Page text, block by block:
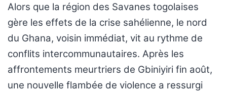
Alors que la région des Savanes togolaises
gère les effets de la crise sahélienne, le nord
du Ghana, voisin immédiat, vit au rythme de
conflits intercommunautaires. Après les
affrontements meurtriers de Gbiniyiri fin août,
une nouvelle flambée de violence a ressurgi